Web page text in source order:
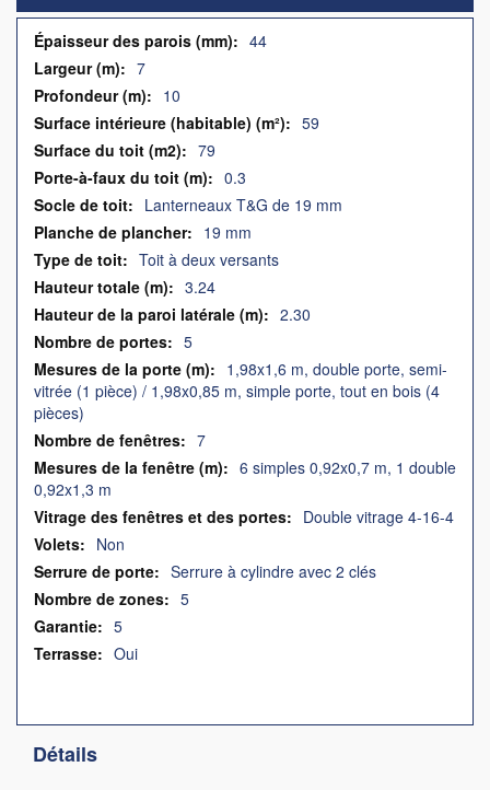
of
the
images
gallery
Plus
d’information
44
7
10
59
79
0.3
Lanterneaux T&G de 19 mm
19 mm
Toit à deux versants
3.24
2.30
5
1,98x1,6 m, double porte, semi-
vitrée (1 pièce) / 1,98x0,85 m, simple porte, tout en bois (4
pièces)
7
6 simples 0,92x0,7 m, 1 double
0,92x1,3 m
Double vitrage 4-16-4
Non
Serrure à cylindre avec 2 clés
5
5
Oui
Détails